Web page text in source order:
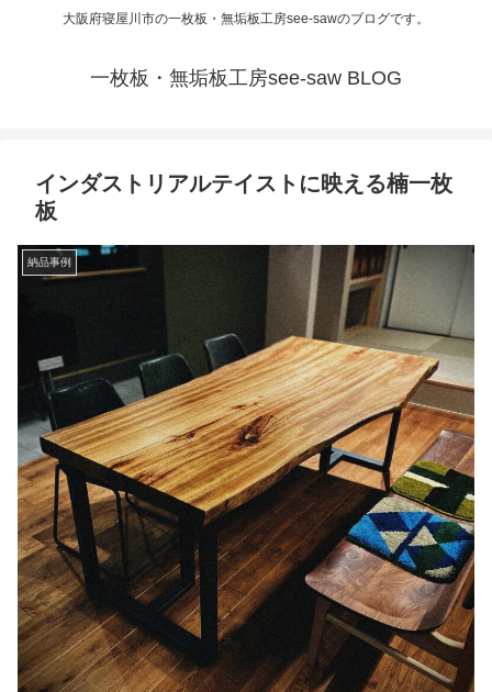
大阪府寝屋川市の一枚板・無垢板工房see-sawのブログです。
一枚板・無垢板工房see-saw BLOG
インダストリアルテイストに映える楠一枚
板
納品事例